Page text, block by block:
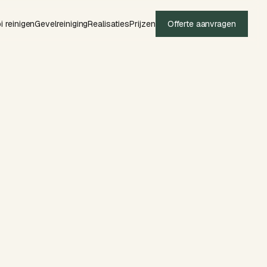
reinigenGevelreinigingRealisatiesPrijzen Offerte aanvragen